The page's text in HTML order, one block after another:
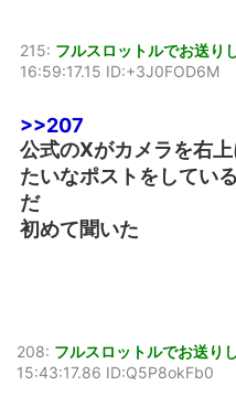
215: フルスロットルでお送り
16:59:17.15 ID:+3J0FOD6M
>>207
公式のXがカメラを右
たいなポストをしてい
だ
初めて聞いた
208: フルスロットルでお送り
15:43:17.86 ID:Q5P8okFb0